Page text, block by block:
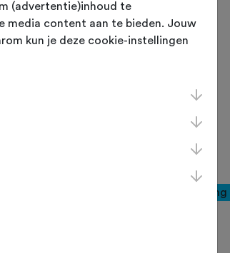
2026
Verzorging
(advertentie)inhoud te
media content aan te bieden. Jouw
kun je deze cookie-instellingen